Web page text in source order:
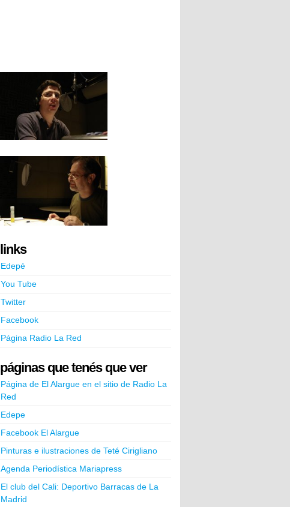
links
Edepé
You Tube
Twitter
Facebook
Página Radio La Red
páginas que tenés que ver
Página de El Alargue en el sitio de Radio La
Red
Edepe
Facebook El Alargue
Pinturas e ilustraciones de Teté Cirigliano
Agenda Periodística Mariapress
El club del Cali: Deportivo Barracas de La
Madrid